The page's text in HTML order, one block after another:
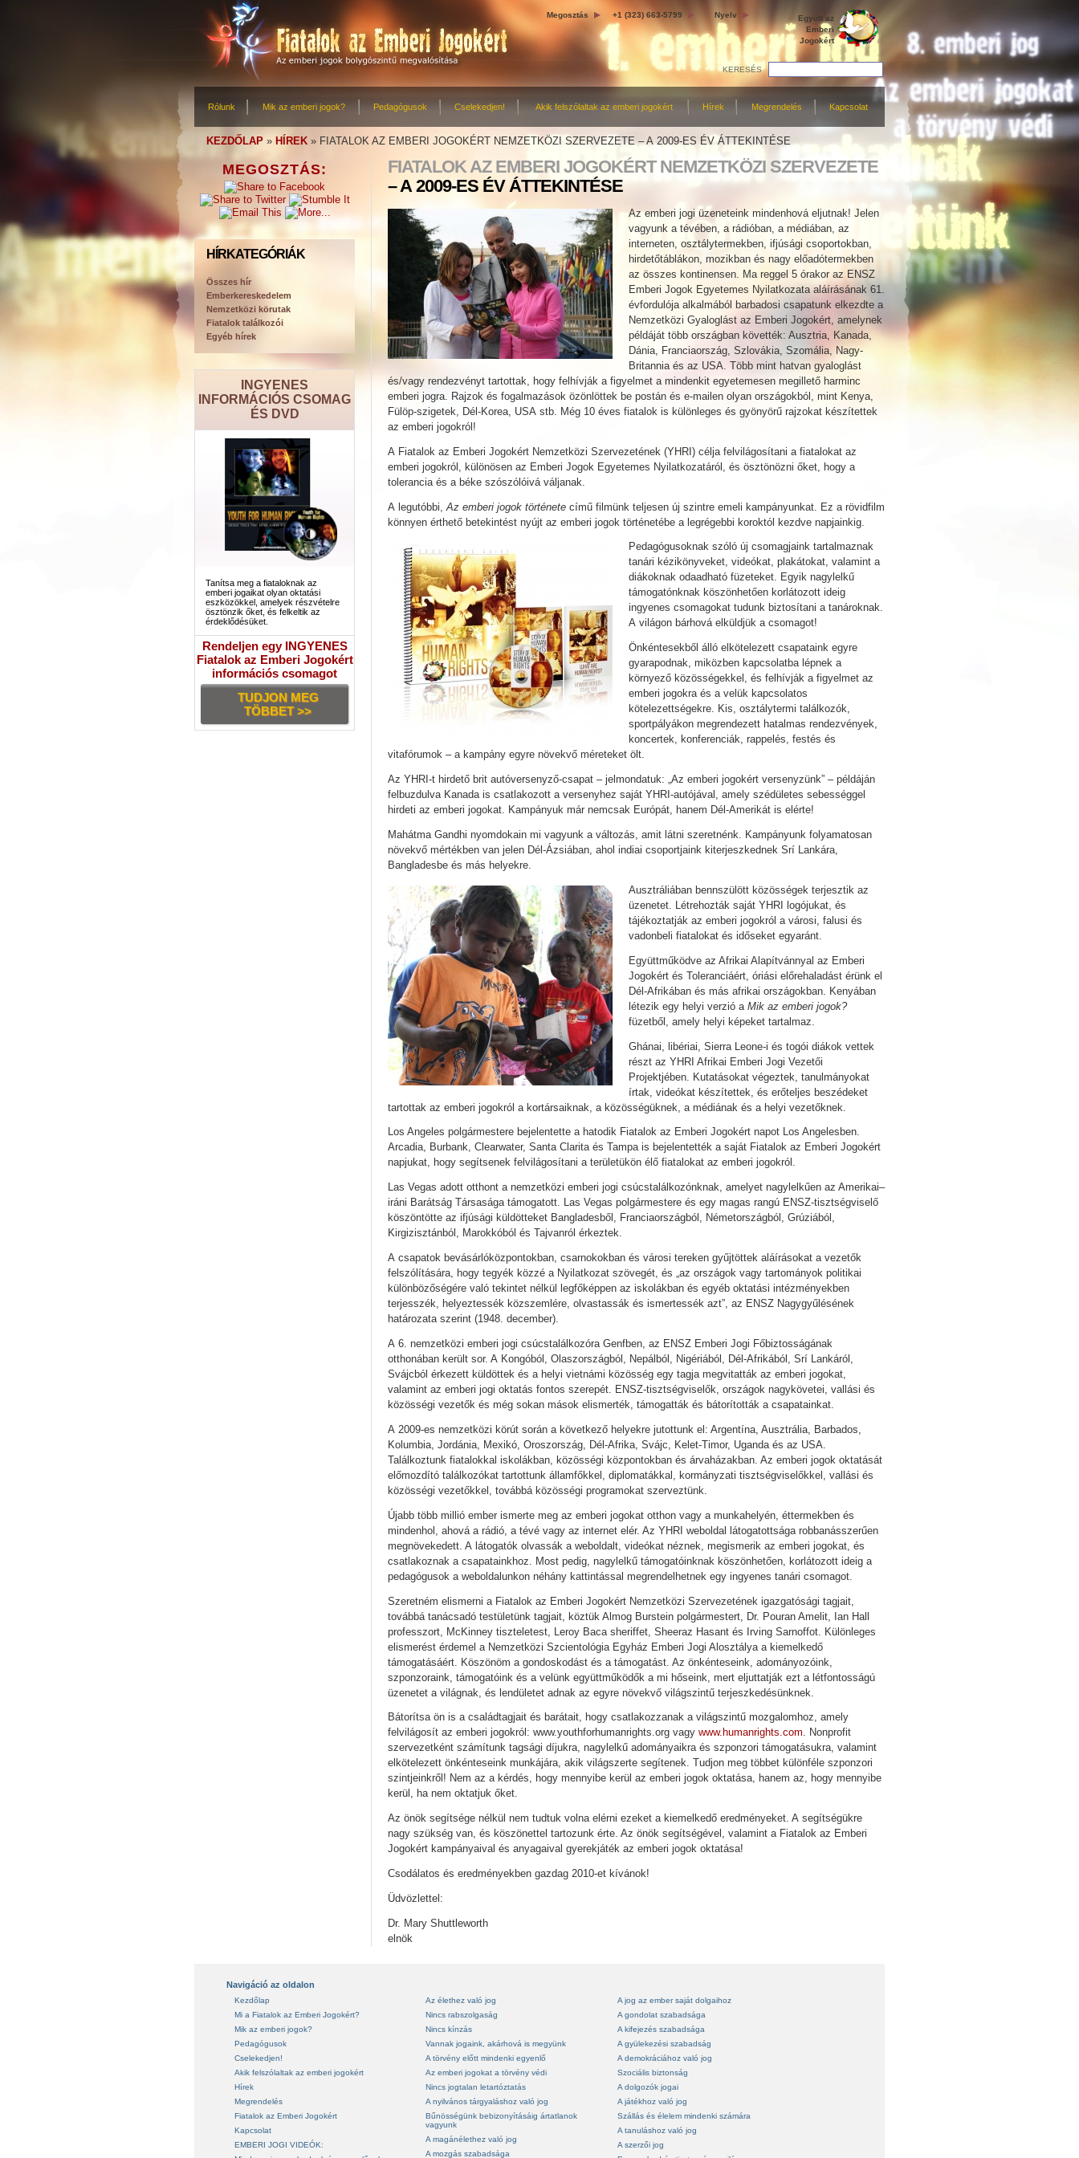
Megosztás +1 (323) 663-5799 Nyelv
Együtt az
Emberi
Jogokért
KERESÉS
Rólunk Mik az emberi jogok? Pedagógusok Cselekedjen! Akik felszólaltak az emberi jogokért Hírek Megrendelés Kapcsolat
KEZDŐLAP » HÍREK » FIATALOK AZ EMBERI JOGOKÉRT NEMZETKÖZI SZERVEZETE – A 2009-ES ÉV ÁTTEKINTÉSE
MEGOSZTÁS:
HÍRKATEGÓRIÁK
Összes hír
Emberkereskedelem
Nemzetközi körutak
Fiatalok találkozói
Egyéb hírek
INGYENES
INFORMÁCIÓS CSOMAG
ÉS DVD
Tanítsa meg a fiataloknak az
emberi jogaikat olyan oktatási
eszközökkel, amelyek részvételre
ösztönzik őket, és felkeltik az
érdeklődésüket.
Rendeljen egy INGYENES
Fiatalok az Emberi Jogokért
információs csomagot
TUDJON MEG
TÖBBET >>
FIATALOK AZ EMBERI JOGOKÉRT NEMZETKÖZI SZERVEZETE
– A 2009-ES ÉV ÁTTEKINTÉSE
Az emberi jogi üzeneteink mindenhová eljutnak! Jelen
vagyunk a tévében, a rádióban, a médiában, az
interneten, osztálytermekben, ifjúsági csoportokban,
hirdetőtáblákon, mozikban és nagy előadótermekben
az összes kontinensen. Ma reggel 5 órakor az ENSZ
Emberi Jogok Egyetemes Nyilatkozata aláírásának 61.
évfordulója alkalmából barbadosi csapatunk elkezdte a
Nemzetközi Gyaloglást az Emberi Jogokért, amelynek
példáját több országban követték: Ausztria, Kanada,
Dánia, Franciaország, Szlovákia, Szomália, Nagy-
Britannia és az USA. Több mint hatvan gyaloglást
és/vagy rendezvényt tartottak, hogy felhívják a figyelmet a mindenkit egyetemesen megillető harminc
emberi jogra. Rajzok és fogalmazások özönlöttek be postán és e-mailen olyan országokból, mint Kenya,
Fülöp-szigetek, Dél-Korea, USA stb. Még 10 éves fiatalok is különleges és gyönyörű rajzokat készítettek
az emberi jogokról!
A Fiatalok az Emberi Jogokért Nemzetközi Szervezetének (YHRI) célja felvilágosítani a fiatalokat az
emberi jogokról, különösen az Emberi Jogok Egyetemes Nyilatkozatáról, és ösztönözni őket, hogy a
tolerancia és a béke szószólóivá váljanak.
A legutóbbi, Az emberi jogok története című filmünk teljesen új szintre emeli kampányunkat. Ez a rövidfilm
könnyen érthető betekintést nyújt az emberi jogok történetébe a legrégebbi koroktól kezdve napjainkig.
Pedagógusoknak szóló új csomagjaink tartalmaznak
tanári kézikönyveket, videókat, plakátokat, valamint a
diákoknak odaadható füzeteket. Egyik nagylelkű
támogatónknak köszönhetően korlátozott ideig
ingyenes csomagokat tudunk biztosítani a tanároknak.
A világon bárhová elküldjük a csomagot!
Önkéntesekből álló elkötelezett csapataink egyre
gyarapodnak, miközben kapcsolatba lépnek a
környező közösségekkel, és felhívják a figyelmet az
emberi jogokra és a velük kapcsolatos
kötelezettségekre. Kis, osztálytermi találkozók,
sportpályákon megrendezett hatalmas rendezvények,
koncertek, konferenciák, rappelés, festés és
vitafórumok – a kampány egyre növekvő méreteket ölt.
Az YHRI-t hirdető brit autóversenyző-csapat – jelmondatuk: „Az emberi jogokért versenyzünk” – példáján
felbuzdulva Kanada is csatlakozott a versenyhez saját YHRI-autójával, amely szédületes sebességgel
hirdeti az emberi jogokat. Kampányuk már nemcsak Európát, hanem Dél-Amerikát is elérte!
Mahátma Gandhi nyomdokain mi vagyunk a változás, amit látni szeretnénk. Kampányunk folyamatosan
növekvő mértékben van jelen Dél-Ázsiában, ahol indiai csoportjaink kiterjeszkednek Srí Lankára,
Bangladesbe és más helyekre.
Ausztráliában bennszülött közösségek terjesztik az
üzenetet. Létrehozták saját YHRI logójukat, és
tájékoztatják az emberi jogokról a városi, falusi és
vadonbeli fiatalokat és időseket egyaránt.
Együttműködve az Afrikai Alapítvánnyal az Emberi
Jogokért és Toleranciáért, óriási előrehaladást érünk el
Dél-Afrikában és más afrikai országokban. Kenyában
létezik egy helyi verzió a Mik az emberi jogok?
füzetből, amely helyi képeket tartalmaz.
Ghánai, libériai, Sierra Leone-i és togói diákok vettek
részt az YHRI Afrikai Emberi Jogi Vezetői
Projektjében. Kutatásokat végeztek, tanulmányokat
írtak, videókat készítettek, és erőteljes beszédeket
tartottak az emberi jogokról a kortársaiknak, a közösségüknek, a médiának és a helyi vezetőknek.
Los Angeles polgármestere bejelentette a hatodik Fiatalok az Emberi Jogokért napot Los Angelesben.
Arcadia, Burbank, Clearwater, Santa Clarita és Tampa is bejelentették a saját Fiatalok az Emberi Jogokért
napjukat, hogy segítsenek felvilágosítani a területükön élő fiatalokat az emberi jogokról.
Las Vegas adott otthont a nemzetközi emberi jogi csúcstalálkozónknak, amelyet nagylelkűen az Amerikai–
iráni Barátság Társasága támogatott. Las Vegas polgármestere és egy magas rangú ENSZ-tisztségviselő
köszöntötte az ifjúsági küldötteket Bangladesből, Franciaországból, Németországból, Grúziából,
Kirgizisztánból, Marokkóból és Tajvanról érkeztek.
A csapatok bevásárlóközpontokban, csarnokokban és városi tereken gyűjtöttek aláírásokat a vezetők
felszólítására, hogy tegyék közzé a Nyilatkozat szövegét, és „az országok vagy tartományok politikai
különbözőségére való tekintet nélkül legfőképpen az iskolákban és egyéb oktatási intézményekben
terjesszék, helyeztessék közszemlére, olvastassák és ismertessék azt”, az ENSZ Nagygyűlésének
határozata szerint (1948. december).
A 6. nemzetközi emberi jogi csúcstalálkozóra Genfben, az ENSZ Emberi Jogi Főbiztosságának
otthonában került sor. A Kongóból, Olaszországból, Nepálból, Nigériából, Dél-Afrikából, Srí Lankáról,
Svájcból érkezett küldöttek és a helyi vietnámi közösség egy tagja megvitatták az emberi jogokat,
valamint az emberi jogi oktatás fontos szerepét. ENSZ-tisztségviselők, országok nagykövetei, vallási és
közösségi vezetők és még sokan mások elismerték, támogatták és bátorították a csapatainkat.
A 2009-es nemzetközi körút során a következő helyekre jutottunk el: Argentína, Ausztrália, Barbados,
Kolumbia, Jordánia, Mexikó, Oroszország, Dél-Afrika, Svájc, Kelet-Timor, Uganda és az USA.
Találkoztunk fiatalokkal iskolákban, közösségi központokban és árvaházakban. Az emberi jogok oktatását
előmozdító találkozókat tartottunk államfőkkel, diplomatákkal, kormányzati tisztségviselőkkel, vallási és
közösségi vezetőkkel, továbbá közösségi programokat szerveztünk.
Újabb több millió ember ismerte meg az emberi jogokat otthon vagy a munkahelyén, éttermekben és
mindenhol, ahová a rádió, a tévé vagy az internet elér. Az YHRI weboldal látogatottsága robbanásszerűen
megnövekedett. A látogatók olvassák a weboldalt, videókat néznek, megismerik az emberi jogokat, és
csatlakoznak a csapatainkhoz. Most pedig, nagylelkű támogatóinknak köszönhetően, korlátozott ideig a
pedagógusok a weboldalunkon néhány kattintással megrendelhetnek egy ingyenes tanári csomagot.
Szeretném elismerni a Fiatalok az Emberi Jogokért Nemzetközi Szervezetének igazgatósági tagjait,
továbbá tanácsadó testületünk tagjait, köztük Almog Burstein polgármestert, Dr. Pouran Amelit, Ian Hall
professzort, McKinney tiszteletest, Leroy Baca sheriffet, Sheeraz Hasant és Irving Sarnoffot. Különleges
elismerést érdemel a Nemzetközi Szcientológia Egyház Emberi Jogi Alosztálya a kiemelkedő
támogatásáért. Köszönöm a gondoskodást és a támogatást. Az önkénteseink, adományozóink,
szponzoraink, támogatóink és a velünk együttműködők a mi hőseink, mert eljuttatják ezt a létfontosságú
üzenetet a világnak, és lendületet adnak az egyre növekvő világszintű terjeszkedésünknek.
Bátorítsa ön is a családtagjait és barátait, hogy csatlakozzanak a világszintű mozgalomhoz, amely
felvilágosít az emberi jogokról: www.youthforhumanrights.org vagy www.humanrights.com. Nonprofit
szervezetként számítunk tagsági díjukra, nagylelkű adományaikra és szponzori támogatásukra, valamint
elkötelezett önkénteseink munkájára, akik világszerte segítenek. Tudjon meg többet különféle szponzori
szintjeinkről! Nem az a kérdés, hogy mennyibe kerül az emberi jogok oktatása, hanem az, hogy mennyibe
kerül, ha nem oktatjuk őket.
Az önök segítsége nélkül nem tudtuk volna elérni ezeket a kiemelkedő eredményeket. A segítségükre
nagy szükség van, és köszönettel tartozunk érte. Az önök segítségével, valamint a Fiatalok az Emberi
Jogokért kampányaival és anyagaival gyerekjáték az emberi jogok oktatása!
Csodálatos és eredményekben gazdag 2010-et kívánok!
Üdvözlettel:
Dr. Mary Shuttleworth
elnök
Navigáció az oldalon
Kezdőlap
Mi a Fiatalok az Emberi Jogokért?
Mik az emberi jogok?
Pedagógusok
Cselekedjen!
Akik felszólaltak az emberi jogokért
Hírek
Megrendelés
Fiatalok az Emberi Jogokért
Kapcsolat
EMBERI JOGI VIDEÓK:
Az élethez való jog
Nincs rabszolgaság
Nincs kínzás
Vannak jogaink, akárhová is megyünk
A törvény előtt mindenki egyenlő
Az emberi jogokat a törvény védi
Nincs jogtalan letartóztatás
A nyilvános tárgyaláshoz való jog
Bűnösségünk bebizonyításáig ártatlanok
vagyunk
A magánélethez való jog
A mozgás szabadsága
A jog az ember saját dolgaihoz
A gondolat szabadsága
A kifejezés szabadsága
A gyülekezési szabadság
A demokráciához való jog
Szociális biztonság
A dolgozók jogai
A játékhoz való jog
Szállás és élelem mindenki számára
A tanuláshoz való jog
A szerzői jog